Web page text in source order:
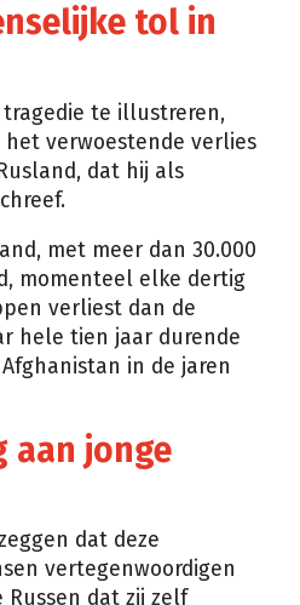
tol in
tragedie te illustreren,
het verwoestende verlies
dat hij als
met meer dan 30.000
momenteel elke dertig
verliest dan de
hele tien jaar durende
in de jaren
aan jonge
dat deze
vertegenwoordigen
Russen dat zij zelf